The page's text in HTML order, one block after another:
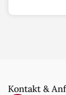
Kontakt &